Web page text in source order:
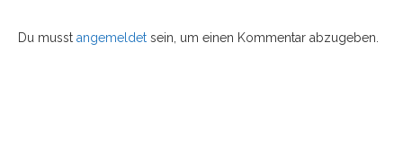
Du musst angemeldet sein, um einen Kommentar abzugeben.